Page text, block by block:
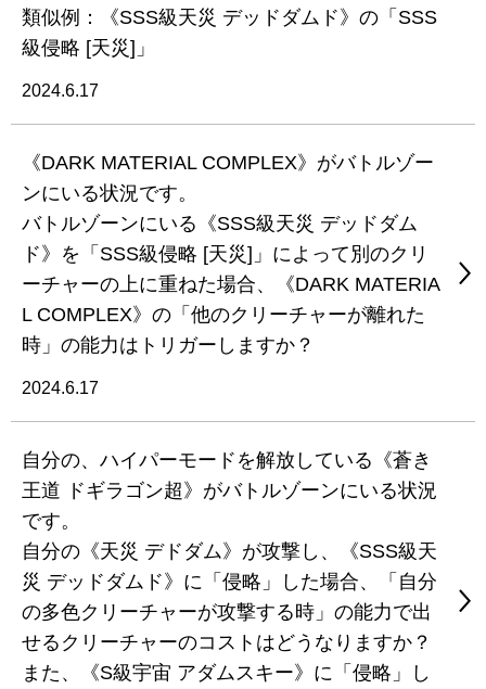
類似例：《SSS級天災 デッドダムド》の「SSS
級侵略 [天災]」
2024.6.17
《DARK MATERIAL COMPLEX》がバトルゾー
ンにいる状況です。
バトルゾーンにいる《SSS級天災 デッドダム
ド》を「SSS級侵略 [天災]」によって別のクリ
ーチャーの上に重ねた場合、《DARK MATERIA
L COMPLEX》の「他のクリーチャーが離れた
時」の能力はトリガーしますか？
2024.6.17
自分の、ハイパーモードを解放している《蒼き
王道 ドギラゴン超》がバトルゾーンにいる状況
です。
自分の《天災 デドダム》が攻撃し、《SSS級天
災 デッドダムド》に「侵略」した場合、「自分
の多色クリーチャーが攻撃する時」の能力で出
せるクリーチャーのコストはどうなりますか？
また、《S級宇宙 アダムスキー》に「侵略」し